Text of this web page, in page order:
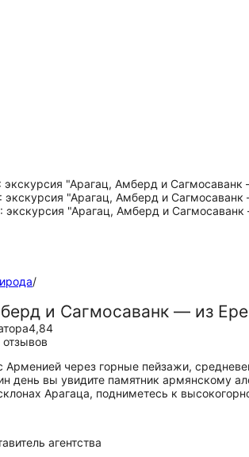
/
и Сагмосаванк — из
4,84
Арменией через горные пейзажи,
день вы увидите памятник армянскому
Арагаца, подниметесь к
агентства